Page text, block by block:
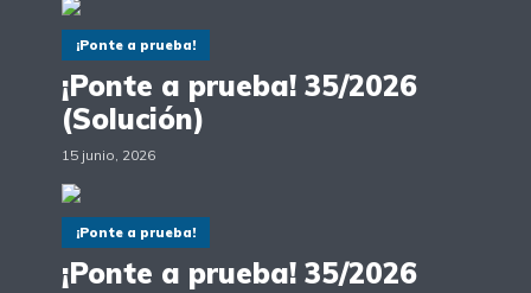
¡Ponte a prueba!
¡Ponte a prueba! 35/2026
(Solución)
15 junio, 2026
¡Ponte a prueba!
¡Ponte a prueba! 35/2026